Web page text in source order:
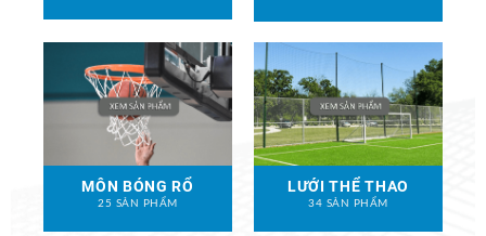
MÔN BÓNG RỔ
25 SẢN PHẨM
LƯỚI THỂ THAO
34 SẢN PHẨM